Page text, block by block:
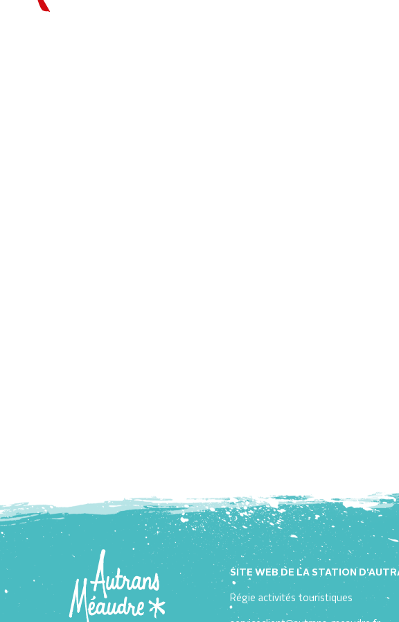
SITE WEB DE LA STATION
Régie activités touristiques